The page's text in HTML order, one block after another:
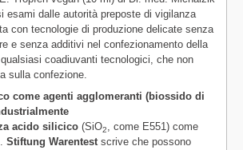
esami dalle autorità preposte di vigilanza
con tecnologie di produzione delicate senza
e senza additivi nel confezionamento della
coadiuvanti tecnologici, che non
sulla confezione.
come agenti agglomeranti (biossido di
acido silicico (SiO2, come E551) come
Stiftung Warentestscrive che possono